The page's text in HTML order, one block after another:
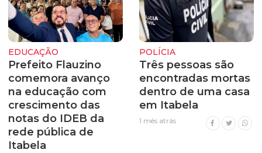
EDUCAÇÃO
Prefeito Flauzino
comemora avanço
na educação com
crescimento das
notas do IDEB da
rede pública de
Itabela
POLÍCIA
Três pessoas são
encontradas mortas
dentro de uma casa
em Itabela
1 mês atrás